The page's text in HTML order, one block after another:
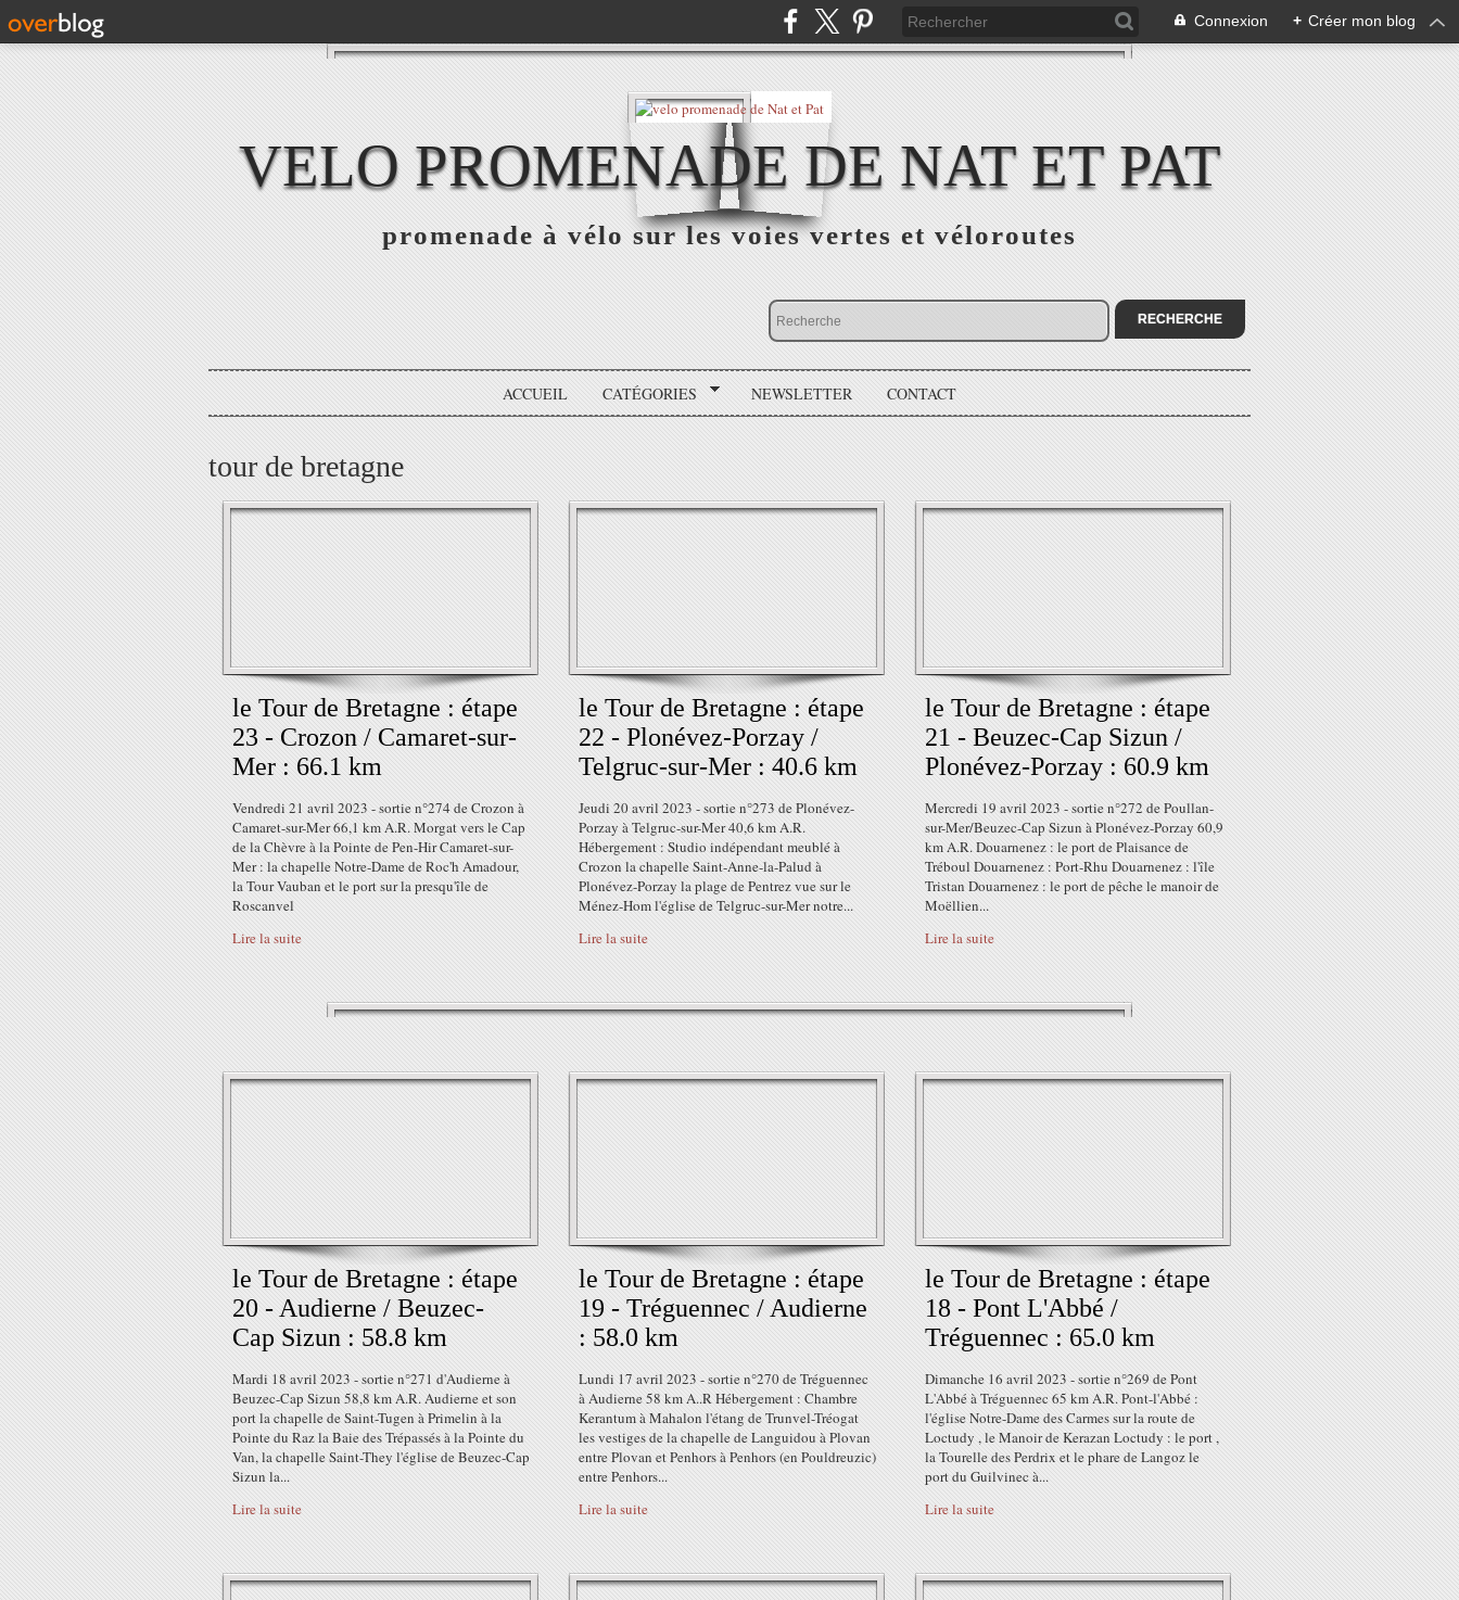
Connexion + Créer mon blog
VELO PROMENADE DE NAT ET PAT
promenade à vélo sur les voies vertes et véloroutes
ACCUEIL CATÉGORIES NEWSLETTER CONTACT
tour de bretagne
le Tour de Bretagne : étape
23 - Crozon / Camaret-sur-
Mer : 66.1 km
Vendredi 21 avril 2023 - sortie n°274 de Crozon à
Camaret-sur-Mer 66,1 km A.R. Morgat vers le Cap
de la Chèvre à la Pointe de Pen-Hir Camaret-sur-
Mer : la chapelle Notre-Dame de Roc'h Amadour,
la Tour Vauban et le port sur la presqu'île de
Roscanvel
Lire la suite
le Tour de Bretagne : étape
22 - Plonévez-Porzay /
Telgruc-sur-Mer : 40.6 km
Jeudi 20 avril 2023 - sortie n°273 de Plonévez-
Porzay à Telgruc-sur-Mer 40,6 km A.R.
Hébergement : Studio indépendant meublé à
Crozon la chapelle Saint-Anne-la-Palud à
Plonévez-Porzay la plage de Pentrez vue sur le
Ménez-Hom l'église de Telgruc-sur-Mer notre...
Lire la suite
le Tour de Bretagne : étape
21 - Beuzec-Cap Sizun /
Plonévez-Porzay : 60.9 km
Mercredi 19 avril 2023 - sortie n°272 de Poullan-
sur-Mer/Beuzec-Cap Sizun à Plonévez-Porzay 60,9
km A.R. Douarnenez : le port de Plaisance de
Tréboul Douarnenez : Port-Rhu Douarnenez : l'île
Tristan Douarnenez : le port de pêche le manoir de
Moëllien...
Lire la suite
le Tour de Bretagne : étape
20 - Audierne / Beuzec-
Cap Sizun : 58.8 km
Mardi 18 avril 2023 - sortie n°271 d'Audierne à
Beuzec-Cap Sizun 58,8 km A.R. Audierne et son
port la chapelle de Saint-Tugen à Primelin à la
Pointe du Raz la Baie des Trépassés à la Pointe du
Van, la chapelle Saint-They l'église de Beuzec-Cap
Sizun la...
Lire la suite
le Tour de Bretagne : étape
19 - Tréguennec / Audierne
: 58.0 km
Lundi 17 avril 2023 - sortie n°270 de Tréguennec
à Audierne 58 km A..R Hébergement : Chambre
Kerantum à Mahalon l'étang de Trunvel-Tréogat
les vestiges de la chapelle de Languidou à Plovan
entre Plovan et Penhors à Penhors (en Pouldreuzic)
entre Penhors...
Lire la suite
le Tour de Bretagne : étape
18 - Pont L'Abbé /
Tréguennec : 65.0 km
Dimanche 16 avril 2023 - sortie n°269 de Pont
L'Abbé à Tréguennec 65 km A.R. Pont-l'Abbé :
l'église Notre-Dame des Carmes sur la route de
Loctudy , le Manoir de Kerazan Loctudy : le port ,
la Tourelle des Perdrix et le phare de Langoz le
port du Guilvinec à...
Lire la suite